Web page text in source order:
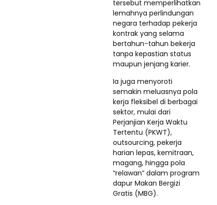
tersebut memperlihatkan
lemahnya perlindungan
negara terhadap pekerja
kontrak yang selama
bertahun-tahun bekerja
tanpa kepastian status
maupun jenjang karier.
Ia juga menyoroti
semakin meluasnya pola
kerja fleksibel di berbagai
sektor, mulai dari
Perjanjian Kerja Waktu
Tertentu (PKWT),
outsourcing, pekerja
harian lepas, kemitraan,
magang, hingga pola
“relawan” dalam program
dapur Makan Bergizi
Gratis (MBG).